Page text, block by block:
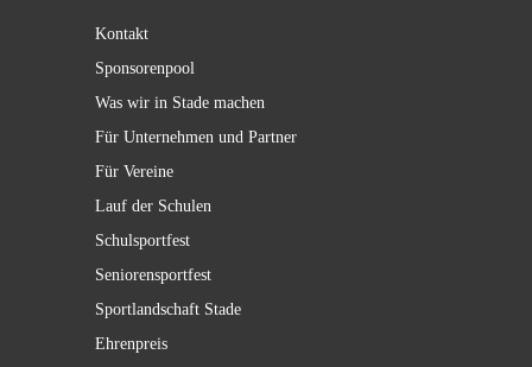
Kontakt
Sponsorenpool
Was wir in Stade machen
Für Unternehmen und Partner
Für Vereine
Lauf der Schulen
Schulsportfest
Seniorensportfest
Sportlandschaft Stade
Ehrenpreis